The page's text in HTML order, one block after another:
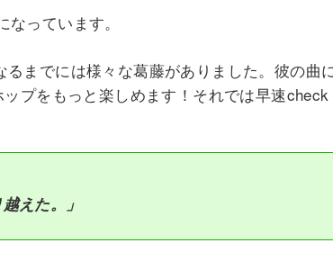
なっています。
までには様々な葛藤がありました。彼の曲
プをもっと楽しめます！それでは早速check
えた。」